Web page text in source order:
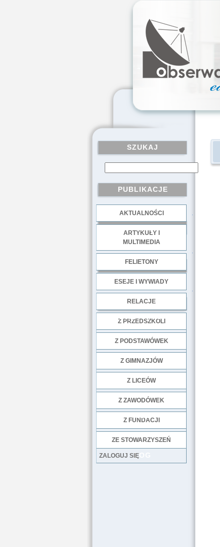
SZUKAJ
PUBLIKACJE
AKTUALNOŚCI
ARTYKUŁY I
MULTIMEDIA
FELIETONY
ESEJE I WYWIADY
RELACJE
Z PRZEDSZKOLI
Z PODSTAWÓWEK
Z GIMNAZJÓW
Z LICEÓW
Z ZAWODÓWEK
Z FUNDACJI
ZE STOWARZYSZEŃ
LOG
ZALOGUJ SIĘ